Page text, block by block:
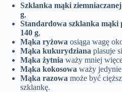
Szklanka mąki ziemniaczanej
g,
Standardowa szklanka mąki
140 g,
Mąka ryżowa osiąga wagę
Mąka kukurydziana plasuje
Mąka żytnia waży mniej
Mąka kokosowa waży
Mąka razowa może być
szklankę.